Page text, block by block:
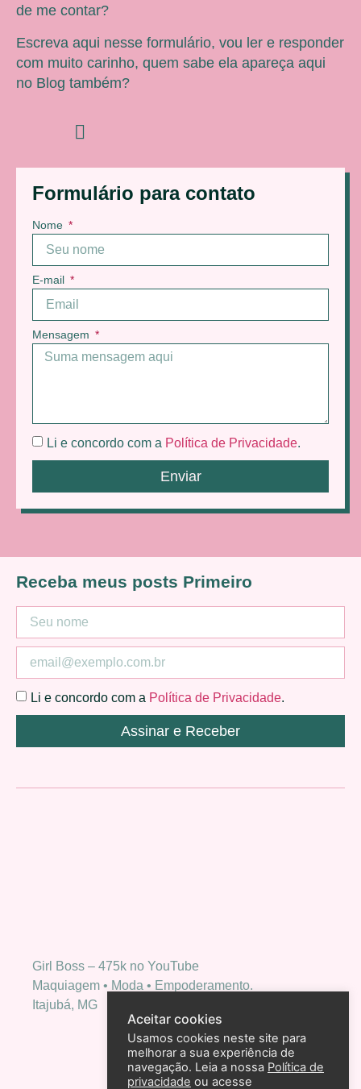
Formulário para contato
Nome
E-mail
Mensagem
Li e concordo com a Política de Privacidade.
Enviar
de me contar?
Escreva aqui nesse formulário, vou ler e responder
com muito carinho, quem sabe ela apareça aqui
no Blog também?
Girl Boss – 475k no YouTube
Maquiagem • Moda • Empoderamento.
Itajubá, MG
Receba meus posts Primeiro
Li e concordo com a Política de Privacidade.
Assinar e Receber
Aceitar cookies
Usamos cookies neste site para
melhorar a sua experiência de
navegação. Leia a nossa Política de
privacidade ou acesse